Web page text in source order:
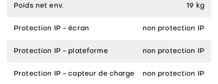
Poids net env. 19 kg
Protection IP - écran non protection IP
Protection IP - plateforme non protection IP
Protection IP - capteur de charge non protection IP